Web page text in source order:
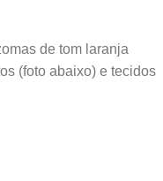
de tom laranja
(foto abaixo) e tecidos